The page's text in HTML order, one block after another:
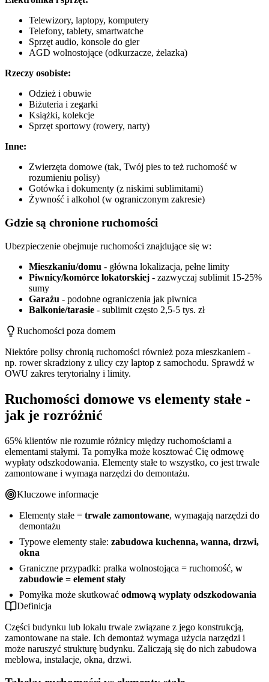
Telewizory, laptopy, komputery
Telefony, tablety, smartwatche
Sprzęt audio, konsole do gier
AGD wolnostojące (odkurzacze, żelazka)
Rzeczy osobiste:
Odzież i obuwie
Biżuteria i zegarki
Książki, kolekcje
Sprzęt sportowy (rowery, narty)
Inne:
Zwierzęta domowe (tak, Twój pies to też ruchomość w
rozumieniu polisy)
Gotówka i dokumenty (z niskimi sublimitami)
Żywność i alkohol (w ograniczonym zakresie)
Gdzie są chronione ruchomości
Ubezpieczenie obejmuje ruchomości znajdujące się w:
Mieszkaniu/domu - główna lokalizacja, pełne limity
Piwnicy/komórce lokatorskiej - zazwyczaj sublimit 15-25%
sumy
Garażu - podobne ograniczenia jak piwnica
Balkonie/tarasie - sublimit często 2,5-5 tys. zł
Ruchomości poza domem
Niektóre polisy chronią ruchomości również poza mieszkaniem -
np. rower skradziony z ulicy czy laptop z samochodu. Sprawdź w
OWU zakres terytorialny i limity.
Ruchomości domowe vs elementy stałe -
jak je rozróżnić
65% klientów nie rozumie różnicy między ruchomościami a
elementami stałymi. Ta pomyłka może kosztować Cię odmowę
wypłaty odszkodowania. Elementy stałe to wszystko, co jest trwale
zamontowane i wymaga narzędzi do demontażu.
Kluczowe informacje
Elementy stałe = trwale zamontowane, wymagają narzędzi do
demontażu
Typowe elementy stałe: zabudowa kuchenna, wanna, drzwi,
okna
Graniczne przypadki: pralka wolnostojąca = ruchomość, w
zabudowie = element stały
Pomyłka może skutkować odmową wypłaty odszkodowania
Definicja
Części budynku lub lokalu trwale związane z jego konstrukcją,
zamontowane na stałe. Ich demontaż wymaga użycia narzędzi i
może naruszyć strukturę budynku. Zaliczają się do nich zabudowa
meblowa, instalacje, okna, drzwi.